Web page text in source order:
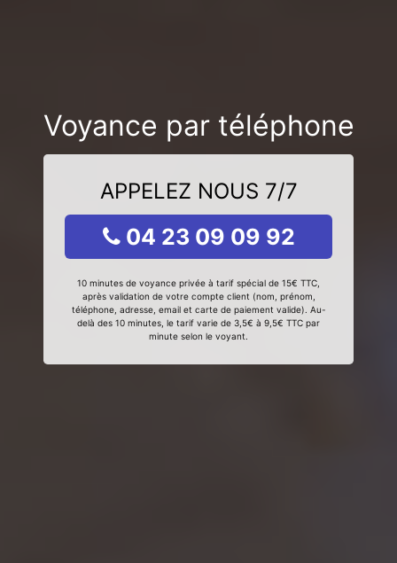
Voyance par téléphone
APPELEZ NOUS 7/7
04 23 09 09 92
10 minutes de voyance privée à tarif spécial de 15€ TTC,
après validation de votre compte client (nom, prénom,
téléphone, adresse, email et carte de paiement valide). Au-
delà des 10 minutes, le tarif varie de 3,5€ à 9,5€ TTC par
minute selon le voyant.